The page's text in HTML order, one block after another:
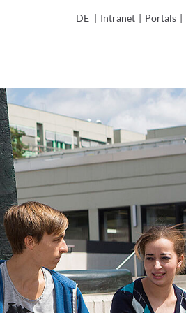
DE | Intranet | Portals |